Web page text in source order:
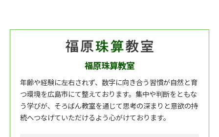
福原珠算教室
年齢や経験に左右されず、数字に向き合う習慣が自然と育
つ環境を広島市にて整えております。集中や判断をともな
う学びが、そろばん教室を通じて思考の深まりと意欲の持
続へつなげていただけるよう心がけております。